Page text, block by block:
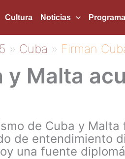
Cultura Noticias
Cuba Firman
y Malta
de Cuba y
de entendimiento
una fuente